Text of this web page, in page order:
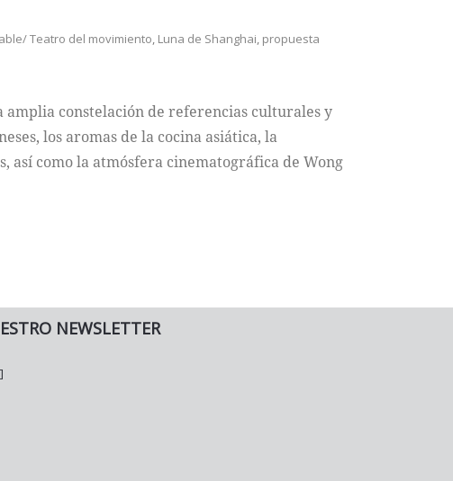
Teatro del movimiento, Luna de Shanghai, propuesta
amplia constelación de referencias culturales y
los aromas de la cocina asiática, la
así como la atmósfera cinematográfica de Wong
NEWSLETTER